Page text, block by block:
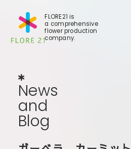
FLORE21 is
a comprehensive
flower production
company.
News
News
and
and
Blog
Blog